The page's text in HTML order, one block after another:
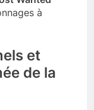
à
et
de la